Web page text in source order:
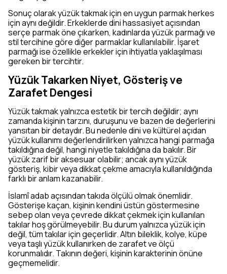
Sonuç olarak yüzük takmak için en uygun parmak herkes
için aynı değildir. Erkeklerde dini hassasiyet açısından
serçe parmak öne çıkarken, kadınlarda yüzük parmağı ve
stil tercihine göre diğer parmaklar kullanılabilir. İşaret
parmağı ise özellikle erkekler için ihtiyatla yaklaşılması
gereken bir tercihtir.
Yüzük Takarken Niyet, Gösteriş ve
Zarafet Dengesi
Yüzük takmak yalnızca estetik bir tercih değildir; aynı
zamanda kişinin tarzını, duruşunu ve bazen de değerlerini
yansıtan bir detaydır. Bu nedenle dini ve kültürel açıdan
yüzük kullanımı değerlendirilirken yalnızca hangi parmağa
takıldığına değil, hangi niyetle takıldığına da bakılır. Bir
yüzük zarif bir aksesuar olabilir; ancak aynı yüzük
gösteriş, kibir veya dikkat çekme amacıyla kullanıldığında
farklı bir anlam kazanabilir.
İslamî adab açısından takıda ölçülü olmak önemlidir.
Gösterişe kaçan, kişinin kendini üstün göstermesine
sebep olan veya çevrede dikkat çekmek için kullanılan
takılar hoş görülmeyebilir. Bu durum yalnızca yüzük için
değil, tüm takılar için geçerlidir. Altın bileklik, kolye, küpe
veya taşlı yüzük kullanırken de zarafet ve ölçü
korunmalıdır. Takının değeri, kişinin karakterinin önüne
geçmemelidir.